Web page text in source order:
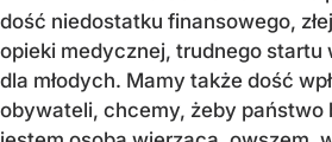
dość niedostatku finansowego,
opieki medycznej, trudnego startu
dla młodych. Mamy także dość
obywateli, chcemy, żeby państwo